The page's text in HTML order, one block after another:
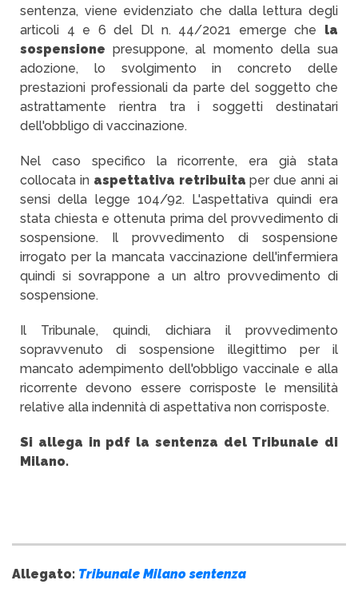
sentenza, viene evidenziato che dalla lettura degli
articoli 4 e 6 del Dl n. 44/2021 emerge che la
sospensionepresuppone, al momento della sua
adozione, lo svolgimento in concreto delle
prestazioni professionali da parte del soggetto che
astrattamente rientra tra i soggetti destinatari
dell'obbligo di vaccinazione.
Nel caso specifico la ricorrente, era già stata
collocata inaspettativa retribuitaper due anni ai
sensi della legge 104/92. L'aspettativa quindi era
stata chiesta e ottenuta prima del provvedimento di
sospensione. Il provvedimento di sospensione
irrogato per la mancata vaccinazione dell'infermiera
quindi si sovrappone a un altro provvedimento di
sospensione.
Il Tribunale, quindi, dichiara il provvedimento
sopravvenuto di sospensione illegittimo per il
mancato adempimento dell'obbligo vaccinale e alla
ricorrente devono essere corrisposte le mensilità
relative alla indennità di aspettativa non corrisposte.
Si allega in pdf la sentenza del Tribunale di
Milano.
Allegato: Tribunale Milano sentenza